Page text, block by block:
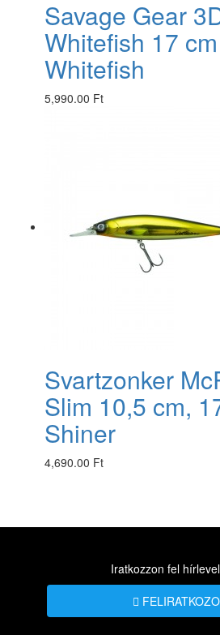
Savage Gear
Whitefish 17
Whitefish
5,990.00 Ft
Svartzonker
Slim 10,5 cm,
Shiner
4,690.00 Ft
Iratkozzon fel